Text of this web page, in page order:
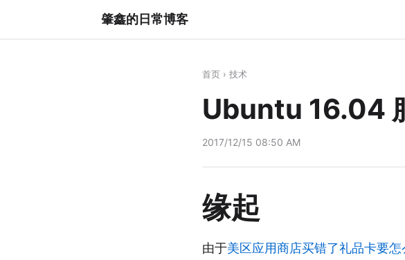
肇鑫的日常博客
首页 › 技术
Ubuntu 16.04
2017/12/15 08:50 AM
缘起
由于美区应用商店买错了礼品卡要怎